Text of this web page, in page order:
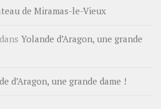
de Miramas-le-Vieux
dans Yolande d’Aragon, une grande
d’Aragon, une grande dame !